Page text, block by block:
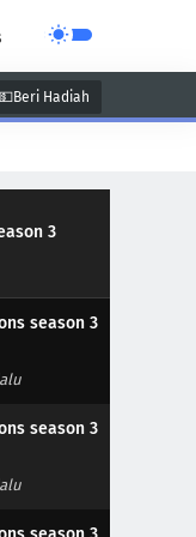
💵Beri Hadiah
3
season 3
season 3